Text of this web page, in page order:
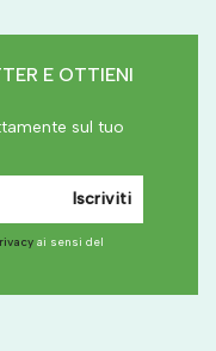
E OTTIENI
sul tuo
Iscriviti
ai sensi del